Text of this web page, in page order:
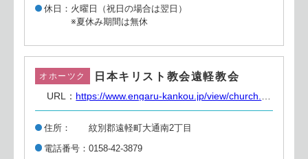
休日
火曜日（祝日の場合は翌日）
※夏休み期間は無休
オホーツク 日本キリスト教会遠軽教会
URL： https://www.engaru-kankou.jp/view/church.html https://hkdck.net/church-introduction/815/
住所
紋別郡遠軽町大通南2丁目
電話番号
0158-42-3879